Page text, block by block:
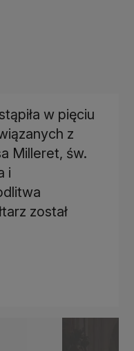
w pięciu
z
Milleret, św.
i
został